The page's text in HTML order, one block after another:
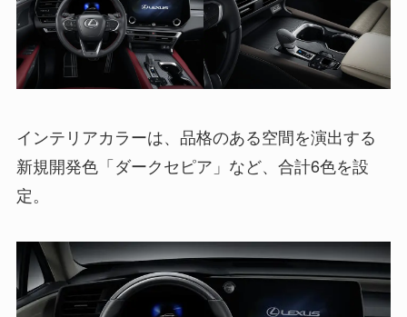
インテリアカラーは、品格のある空間を演出する
新規開発色「ダークセピア」など、合計6色を設
定。